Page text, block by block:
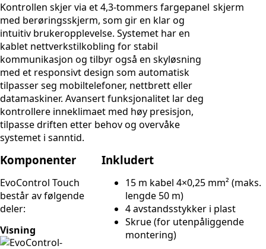
Kontrollen skjer via et 4,3-tommers fargepanel
med berøringsskjerm, som gir en klar og
intuitiv brukeropplevelse. Systemet har en
kablet nettverkstilkobling for stabil
kommunikasjon og tilbyr også en skyløsning
med et responsivt design som automatisk
tilpasser seg mobiltelefoner, nettbrett eller
datamaskiner. Avansert funksjonalitet lar deg
kontrollere inneklimaet med høy presisjon,
tilpasse driften etter behov og overvåke
systemet i sanntid.
Komponenter
EvoControl Touch
består av følgende
deler:
Visning
Inkludert
15 m kabel 4×0,25 mm² (maks.
lengde 50 m)
4 avstandsstykker i plast
Skrue (for utenpåliggende
montering)